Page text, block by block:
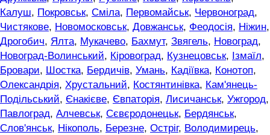
Калуш, Покровськ, Сміла, Первомайськ, Червоноград,
Чистякове, Новомосковськ, Довжанськ, Феодосія, Ніжин,
Дрогобич, Ялта, Мукачево, Бахмут, Звягель, Новоград,
Новоград-Волинський, Кіровоград, Кузнецовськ, Ізмаїл,
Бровари, Шостка, Бердичів, Умань, Кадіївка, Конотоп,
Олександрія, Хрустальний, Костянтинівка, Кам'янець-
Подільський, Єнакієве, Євпаторія, Лисичанськ, Ужгород,
Павлоград, Алчевськ, Сєвєродонецьк, Бердянськ,
Слов'янськ, Нікополь, Березне, Остріг, Володимирець,